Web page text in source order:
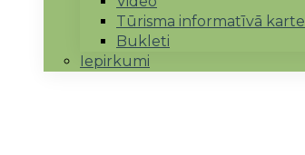
Tūrisma informatīvā karte
Bukleti
Iepirkumi